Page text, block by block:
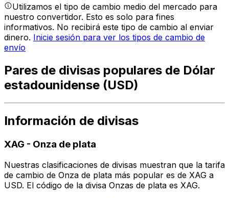
Utilizamos el tipo de cambio medio del mercado para
nuestro convertidor. Esto es solo para fines
informativos. No recibirá este tipo de cambio al enviar
dinero. Inicie sesión para ver los tipos de cambio de
envío
Pares de divisas populares de Dólar
estadounidense (USD)
Información de divisas
XAG - Onza de plata
Nuestras clasificaciones de divisas muestran que la tarifa
de cambio de Onza de plata más popular es de XAG a
USD. El código de la divisa Onzas de plata es XAG.